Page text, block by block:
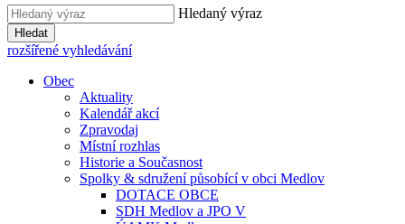
Hledaný výraz
Hledat
rozšířené vyhledávání
Obec
Aktuality
Kalendář akcí
Zpravodaj
Místní rozhlas
Historie a Současnost
Spolky & sdružení působící v obci Medlov
DOTACE OBCE
SDH Medlov a JPO V